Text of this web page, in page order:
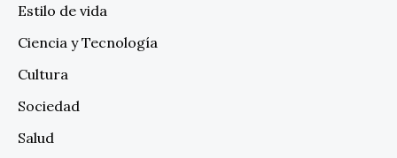
Estilo de vida
Ciencia y Tecnología
Cultura
Sociedad
Salud